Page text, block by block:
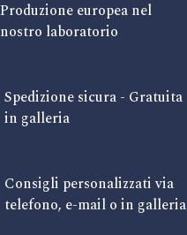
Produzione europea nel
nostro laboratorio
Spedizione sicura - Gratuita
in galleria
Consigli personalizzati via
telefono, e-mail o in galleria